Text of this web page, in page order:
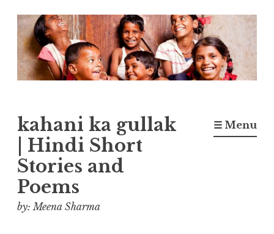
Skip
to
content
kahani ka gullak
| Hindi Short
Stories and
Poems
by: Meena Sharma
☰ Menu